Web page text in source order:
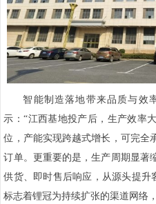
智能制造落地带来品质与效
示：“江西基地投产后，生产效率
位，产能实现跨越式增长，可完全
订单。更重要的是，生产周期显著
供货、即时售后响应，从源头提升
标志着锂冠为持续扩张的渠道网络